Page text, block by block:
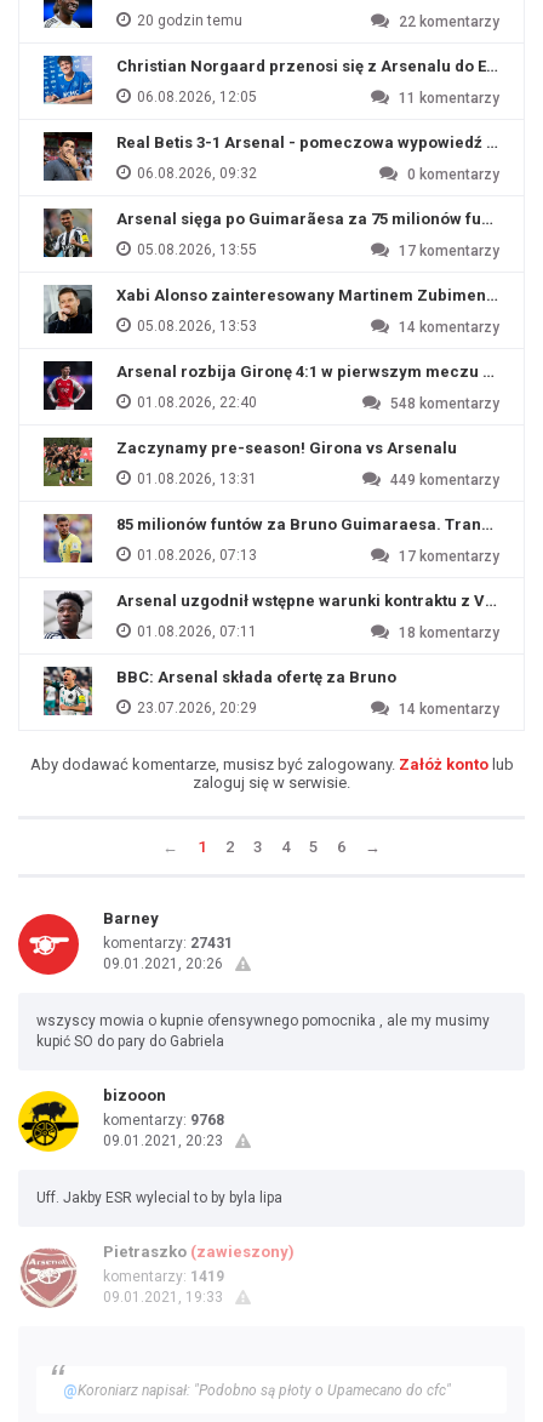
20 godzin temu 22 komentarzy
Christian Norgaard przenosi się z Arsenalu do
06.08.2026, 12:05 11 komentarzy
Real Betis 3-1 Arsenal - pomeczowa wypowiedź Artety
06.08.2026, 09:32 0 komentarzy
Arsenal sięga po Guimarãesa za 75 milionów funtów
05.08.2026, 13:55 17 komentarzy
Xabi Alonso zainteresowany Martinem Zubimendim
05.08.2026, 13:53 14 komentarzy
Arsenal rozbija Gironę 4:1 w pierwszym meczu
01.08.2026, 22:40 548 komentarzy
Zaczynamy pre-season! Girona vs Arsenalu
01.08.2026, 13:31 449 komentarzy
85 milionów funtów za Bruno Guimaraesa. Transfer
01.08.2026, 07:13 17 komentarzy
Arsenal uzgodnił wstępne warunki kontraktu z
01.08.2026, 07:11 18 komentarzy
BBC: Arsenal składa ofertę za Bruno
23.07.2026, 20:29 14 komentarzy
Aby dodawać komentarze, musisz być zalogowany. Załóż kontolub
zaloguj się w serwisie.
← 1 2 3 4 5 6 →
Barney
komentarzy: 27431
09.01.2021, 20:26
wszyscy mowia o kupnie ofensywnego pomocnika , ale my musimy
kupić SO do pary do Gabriela
bizooon
komentarzy: 9768
09.01.2021, 20:23
Uff. Jakby ESR wylecial to by byla lipa
Pietraszko (zawieszony)
komentarzy: 1419
09.01.2021, 19:33
@Koroniarz napisał: "Podobno są płoty o Upamecano do cfc"